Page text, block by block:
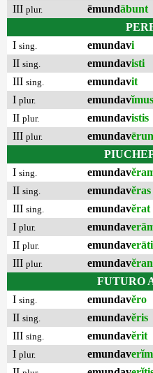
III plur. ēmundābunt
I sing. emundavi
II sing. emundavisti
III sing. emundavit
I plur. emundavĭmus
II plur. emundavistis
III plur. emundav
I sing. emundav
II sing. emundavĕras
III sing. emundavĕrat
I plur. emundav
II plur. emundav
III plur. emundav
FUTURO
I sing. emundavĕro
II sing. emundavĕris
III sing. emundavĕrit
I plur. emundav